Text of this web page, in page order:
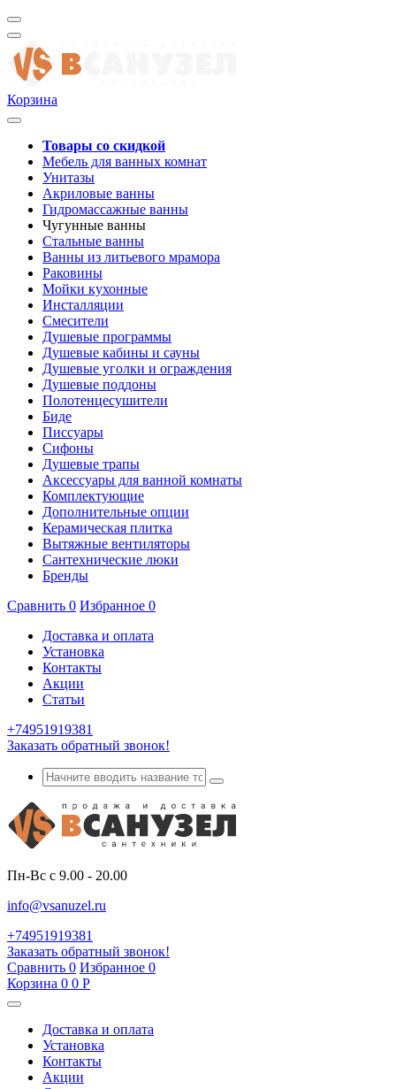
Корзина
Товары со скидкой
Мебель для ванных комнат
Унитазы
Акриловые ванны
Гидромассажные ванны
Чугунные ванны
Стальные ванны
Ванны из литьевого мрамора
Раковины
Мойки кухонные
Инсталляции
Смесители
Душевые программы
Душевые кабины и сауны
Душевые уголки и ограждения
Душевые поддоны
Полотенцесушители
Биде
Писсуары
Сифоны
Душевые трапы
Аксессуары для ванной комнаты
Комплектующие
Дополнительные опции
Керамическая плитка
Вытяжные вентиляторы
Сантехнические люки
Бренды
Сравнить 0 Избранное 0
Доставка и оплата
Установка
Контакты
Акции
Статьи
+74951919381
Заказать обратный звонок!
Пн-Вс с 9.00 - 20.00
info@vsanuzel.ru
+74951919381
Заказать обратный звонок!
Сравнить 0 Избранное 0
Корзина 0 0 Р
Доставка и оплата
Установка
Контакты
Акции